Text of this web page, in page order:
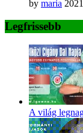
by maria
Legfrissebb
A világ